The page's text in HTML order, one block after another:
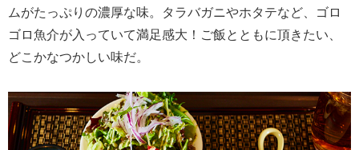
ムがたっぷりの濃厚な味。タラバガニやホタテなど、ゴロ
ゴロ魚介が入っていて満足感大！ご飯とともに頂きたい、
どこかなつかしい味だ。